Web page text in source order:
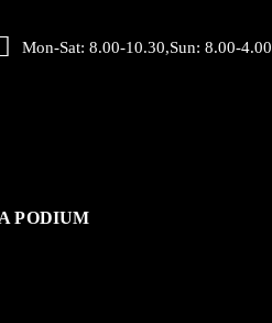
Mon-Sat: 8.00-10.30,Sun: 8.00-4.00
PODIUM